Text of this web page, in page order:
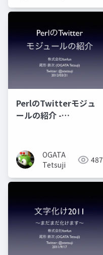
PerlのTwitterモジュ
ールの紹介 -
OGATA
Tetsuji
487